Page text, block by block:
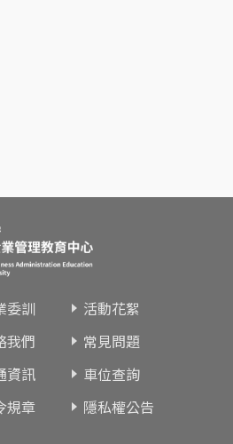
委訓
活動花絮
我們
常見問題
資訊
車位查詢
規章
隱私權公告